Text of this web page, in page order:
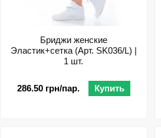
Бриджи женские
Эластик+сетка (Арт. SK036/L) |
1 шт.
286.50 грн/пар. Купить